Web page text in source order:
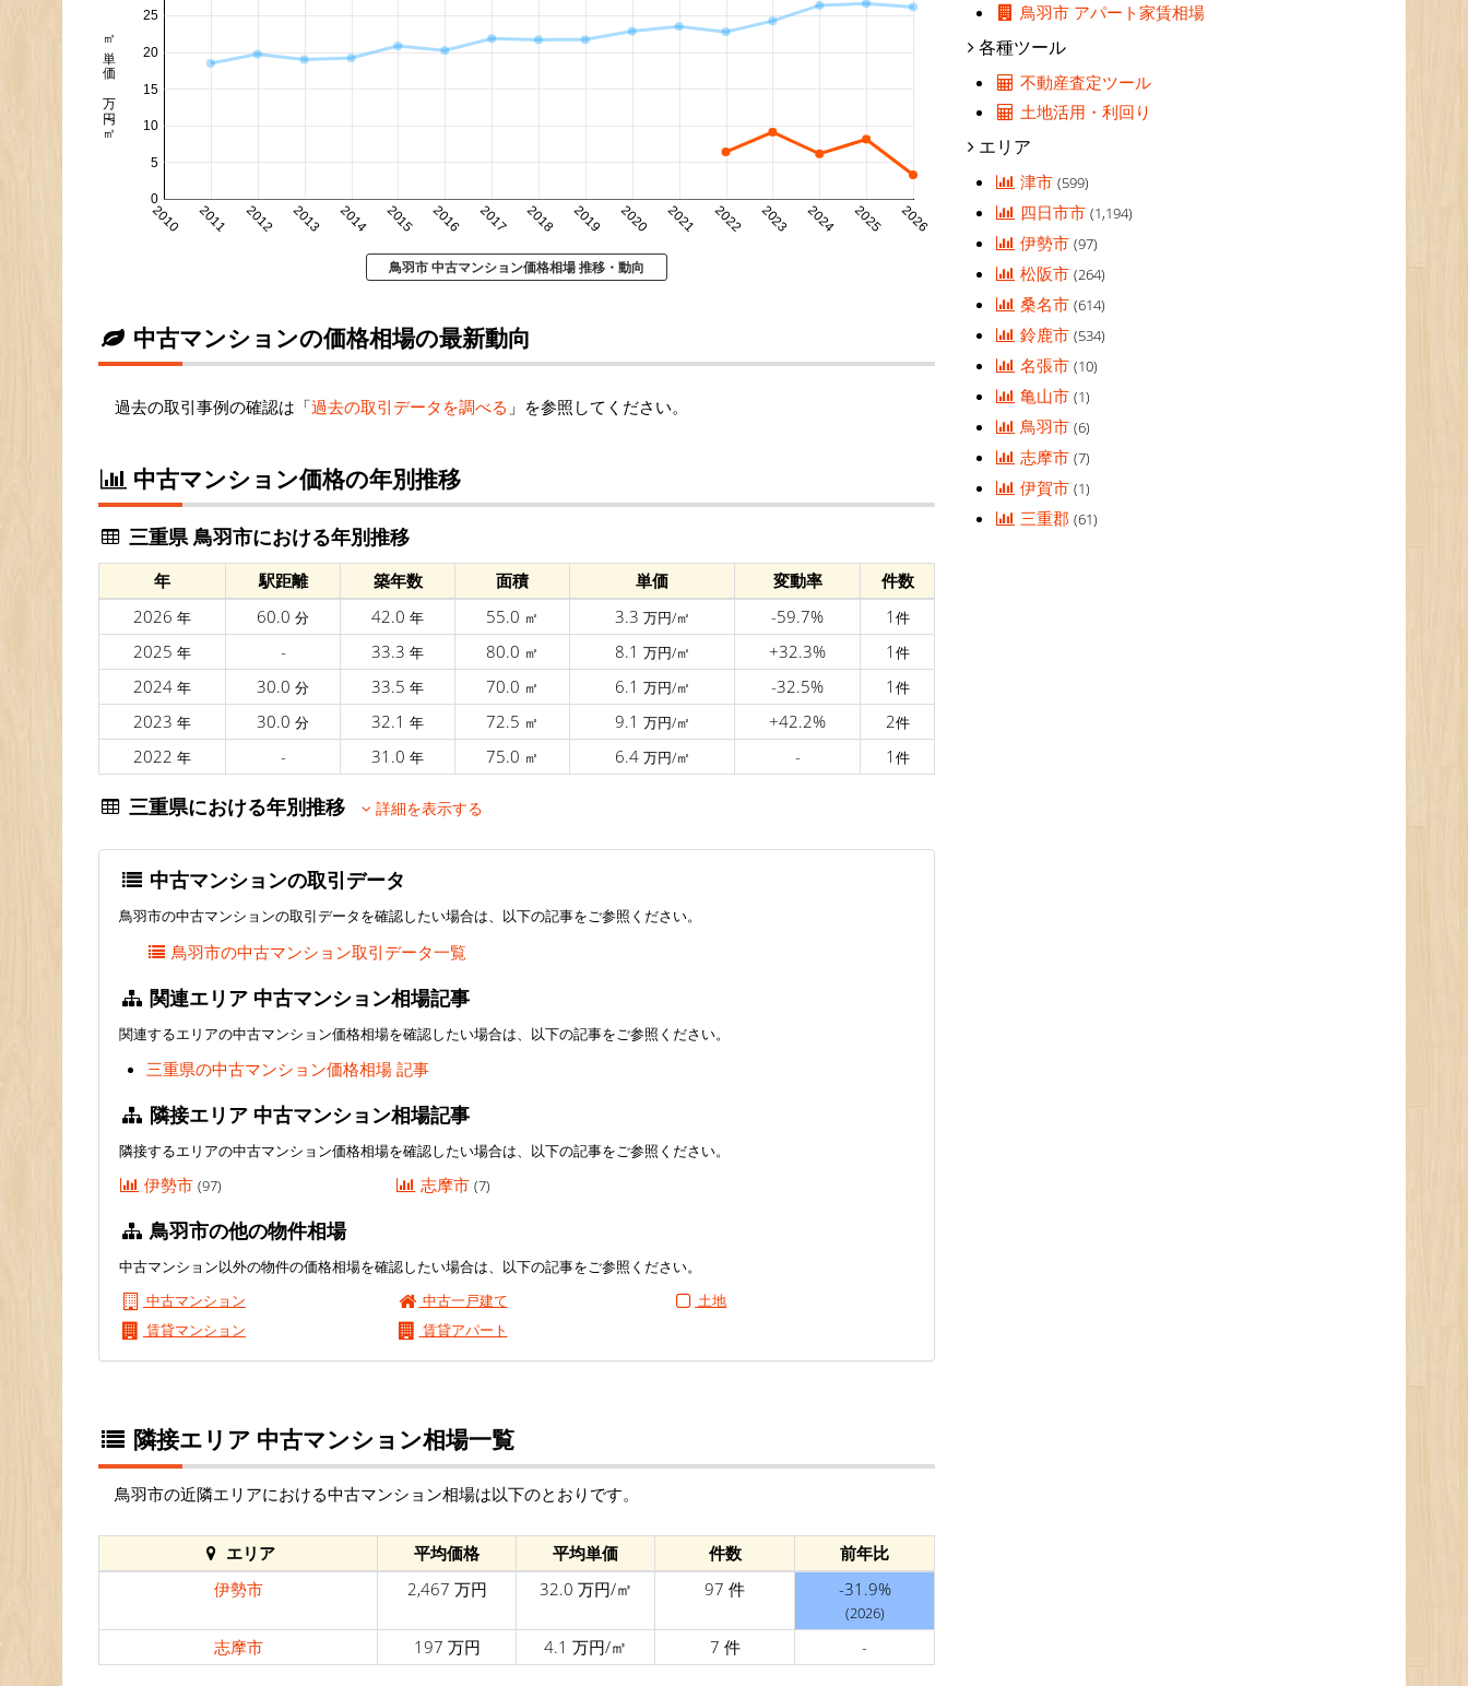
2010 2011 2012 2013 2014 2015 2016 2017 2018 2019 2020 2021 2022 2023 2024 2025 2026
0
5
10
15
20
25
㎡単価 万円/㎡
鳥羽市 中古マンション価格相場 推移・動向
中古マンションの価格相場の最新動向
過去の取引事例の確認は「過去の取引データを調べる 」を参照してください。
中古マンション価格の年別推移
三重県 鳥羽市における年別推移
年 駅距離 築年数 面積 単価 変動率
件数
2026 年 60.0 分 42.0 年 55.0 ㎡ 3.3 万円/㎡ -59.7% 1 件
2025 年 - 33.3 年 80.0 ㎡ 8.1 万円/㎡ +32.3% 1 件
2024 年 30.0 分 33.5 年 70.0 ㎡ 6.1 万円/㎡ -32.5% 1 件
2023 年 30.0 分 32.1 年 72.5 ㎡ 9.1 万円/㎡ +42.2% 2件
2022 年 - 31.0 年 75.0 ㎡ 6.4 万円/㎡ - 1 件
三重県における年別推移 詳細を表示する
中古マンションの取引データ
鳥羽市の中古マンションの取引データを確認したい場合は、以下の記事をご参照ください。
鳥羽市の中古マンション取引データ一覧
関連エリア 中古マンション相場記事
関連するエリアの中古マンション価格相場を確認したい場合は、以下の記事をご参照ください。
三重県の中古マンション価格相場 記事
隣接エリア 中古マンション相場記事
隣接するエリアの中古マンション価格相場を確認したい場合は、以下の記事をご参照ください。
伊勢市(97) 志摩市 (7)
鳥羽市の他の物件相場
中古マンション以外の物件の価格相場を確認したい場合は、以下の記事をご参照ください。
中古マンション
中古一戸建て
土地
賃貸マンション
賃貸アパート
隣接エリア 中古マンション相場一覧
鳥羽市の近隣エリアにおける中古マンション相場は以下のとおりです。
エリア 平均価格 平均単価 件数
前年比
伊勢市
2,467 万円 32.0 万円/㎡ 97 件 -31.9%
(2026)
志摩市 197 万円 4.1 万円/㎡ 7 件 -
鳥羽市 アパート家賃相場
各種ツール
不動産査定ツール
土地活用・利回り
エリア
津市(599)
四日市市(1,194)
伊勢市(97)
松阪市(264)
桑名市(614)
鈴鹿市(534)
名張市(10)
亀山市(1)
鳥羽市(6)
志摩市(7)
伊賀市(1)
三重郡(61)